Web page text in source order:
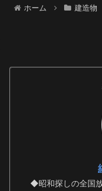
ホーム 建造物
◆昭和探しの全国